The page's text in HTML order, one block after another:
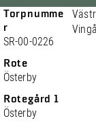
Torpnumme
r
SR-00-0226
Rote
Österby
Rotegård 1
Österby